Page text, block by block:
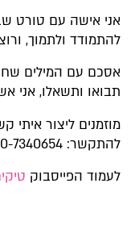
אני אישה עם טורט
להתמודד ולתמוך,
אסכם עם המילים
תבואו ותשאלו, אני
מוזמנים ליצור
להתקשר: 050-7340654
לעמוד הפייסבוק